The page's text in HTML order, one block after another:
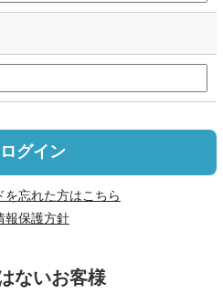
ログイン
を忘れた方はこちら
報保護方針
ないお客様